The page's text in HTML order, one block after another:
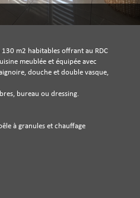
m2 habitables offrant au RDC
meublée et équipée avec
douche et double vasque,
bureau ou dressing.
à granules et chauffage